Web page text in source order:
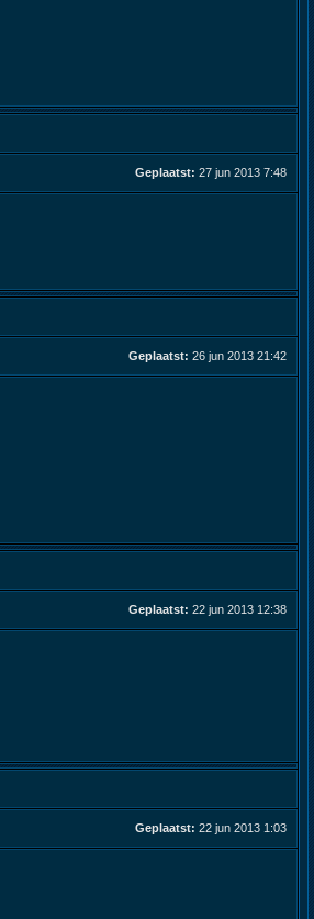
Geplaatst: 27 jun 2013 7:48
Geplaatst: 26 jun 2013 21:42
Geplaatst: 22 jun 2013 12:38
Geplaatst: 22 jun 2013 1:03